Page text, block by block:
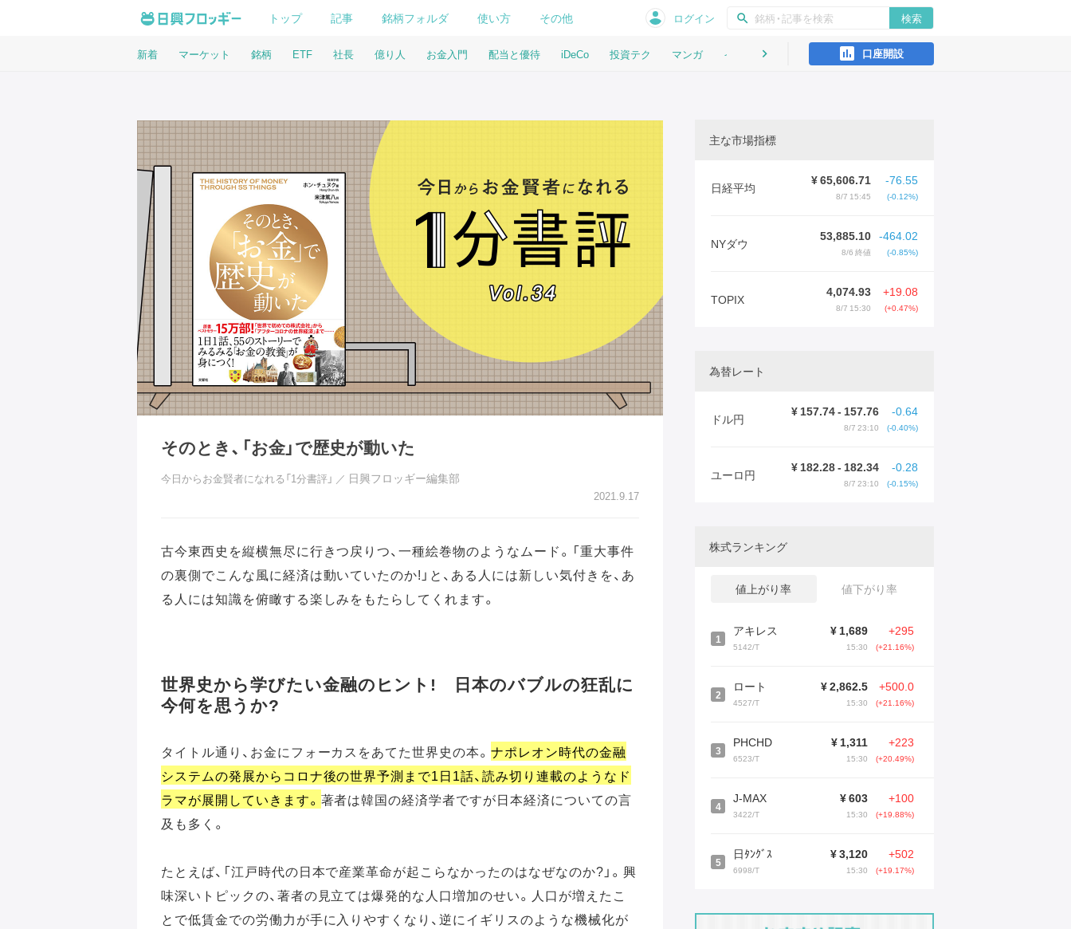
トップ 記事 銘柄フォルダ 使い方 その他 ログイン search 検索
新着 マーケット 銘柄 ETF 社長 億り人 お金入門 配当と優待 iDeCo 投資テク マンガ インタビュー
keyboard_arrow_right 口座開設
そのとき、「お金」で歴史が動いた
今日からお金賢者になれる「1分書評」 ／ 日興フロッギー編集部
2021.9.17
古今東西史を縦横無尽に行きつ戻りつ、一種絵巻物のようなムード。「重大事件
の裏側でこんな風に経済は動いていたのか!」と、ある人には新しい気付きを、あ
る人には知識を俯瞰する楽しみをもたらしてくれます。
世界史から学びたい金融のヒント! 日本のバブルの狂乱に
今何を思うか?
タイトル通り、お金にフォーカスをあてた世界史の本。 ナポレオン時代の金融
システムの発展からコロナ後の世界予測まで1日1話、読み切り連載のようなド
ラマが展開していきます。 著者は韓国の経済学者ですが日本経済についての言
及も多く。
たとえば、「江戸時代の日本で産業革命が起こらなかったのはなぜなのか?」。興
味深いトピックの、著者の見立ては爆発的な人口増加のせい。人口が増えたこ
とで低賃金での労働力が手に入りやすくなり、逆にイギリスのような機械化が
主な市場指標
日経平均 ¥65,606.71
8/7 15:45
-76.55
(-0.12%)
NYダウ 53,885.10
8/6 終値
-464.02
(-0.85%)
TOPIX 4,074.93
8/7 15:30
+19.08
(+0.47%)
為替レート
ドル円 ¥157.74- 157.76
8/7 23:10
-0.64
(-0.40%)
ユーロ円 ¥182.28- 182.34
8/7 23:10
-0.28
(-0.15%)
株式ランキング
値上がり率 値下がり率
1
アキレス
5142/T
¥1,689
15:30
+295
(+21.16%)
2
ロート
4527/T
¥2,862.5
15:30
+500.0
(+21.16%)
3
PHCHD
6523/T
¥1,311
15:30
+223
(+20.49%)
4
J-MAX
3422/T
¥603
15:30
+100
(+19.88%)
5
日ﾀﾝｸﾞｽ
6998/T
¥3,120
15:30
+502
(+19.17%)